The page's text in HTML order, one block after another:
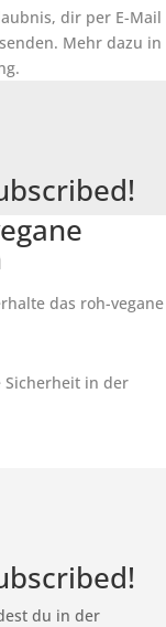
dir per E-Mail
Mehr dazu in
das roh-vegane
Sicherheit in der
du in der